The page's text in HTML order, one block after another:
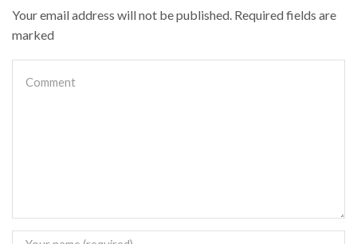
Your email address will not be published. Required fields are
marked